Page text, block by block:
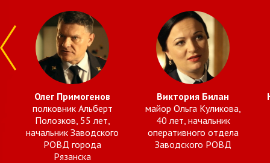
Олег Примогенов
полковник Альберт
Полозков, 55 лет,
начальник Заводского
РОВД города
Рязанска
Виктория Билан
майор Ольга Куликова,
40 лет, начальник
оперативного отдела
Заводского РОВД